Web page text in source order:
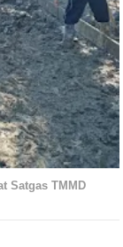
Satgas TMMD